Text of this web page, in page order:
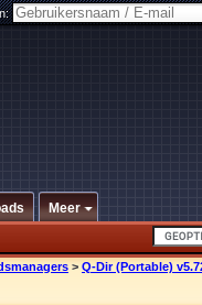
Meer
> Q-Dir (Portable)